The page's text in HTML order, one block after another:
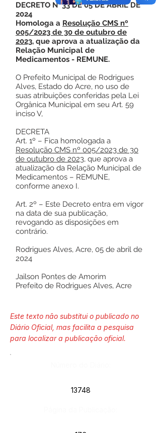
DECRETO N° 33 DE 05 DE ABRIL DE
2024
Homologa a Resolução CMS nº
005/2023 de 30 de outubro de
2023, que aprova a atualização da
Relação Municipal de
Medicamentos - REMUNE.
O Prefeito Municipal de Rodrigues
Alves, Estado do Acre, no uso de
suas atribuições conferidas pela Lei
Orgânica Municipal em seu Art. 59
inciso V,
DECRETA
Art. 1º – Fica homologada a
Resolução CMS nº 005/2023 de 30
de outubro de 2023, que aprova a
atualização da Relação Municipal de
Medicamentos – REMUNE,
conforme anexo I.
Art. 2º – Este Decreto entra em vigor
na data de sua publicação,
revogando as disposições em
contrário.
Rodrigues Alves, Acre, 05 de abril de
2024
Jailson Pontes de Amorim
Prefeito de Rodrigues Alves, Acre
Este texto não substitui o publicado no
Diário Oficial, mas facilita a pesquisa
para localizar a publicação oficial.
13748